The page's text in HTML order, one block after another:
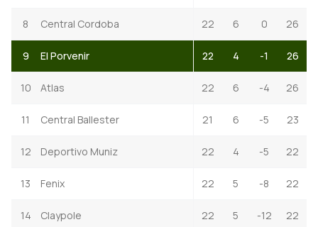
8 Central Cordoba 22 6 0 26
9 El Porvenir 22 4 -1 26
10 Atlas 22 6 -4 26
11 Central Ballester 21 6 -5 23
12 Deportivo Muniz 22 4 -5 22
13 Fenix 22 5 -8 22
14 Claypole 22 5 -12 22